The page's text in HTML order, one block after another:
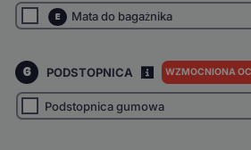
E Mata do bagażnika
6 PODSTOPNICA WZMOCNIONA
Podstopnica gumowa